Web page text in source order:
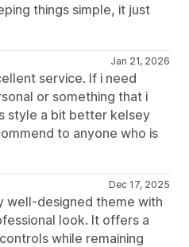
things simple, it just
Jan 21, 2026
service. If i need
or something that i
style a bit better kelsey
to anyone who is
Dec 17, 2025
well-designed theme with
look. It offers a
while remaining